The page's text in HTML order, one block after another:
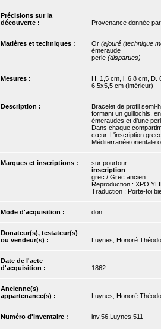
Précisions sur la
découverte :
Provenance donnée
Matières et techniques : Or (ajouré (technique
émeraude
perle (disparues)
Mesures :
H. 1,5 cm, l. 6,8 cm, D.
6,5x5,5 cm (intérieur)
Description :
Bracelet de profil semi-
formant un guillochis,
émeraudes et d'une
Dans chaque
cœur. L'inscription
Méditerranée orientale
Marques et inscriptions :
sur pourtour
inscription
grec / Grec ancien
Reproduction : ΧΡΟ
Traduction : Porte-toi
Mode d'acquisition : don
Donateur(s), testateur(s)
ou vendeur(s) :
Luynes, Honoré
Date de l'acte
d'acquisition :
1862
Ancienne(s)
appartenance(s) :
Luynes, Honoré
Numéro d'inventaire : inv.56.Luynes.511